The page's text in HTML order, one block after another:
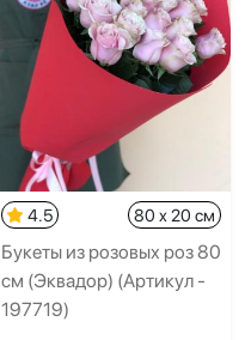
4.5 80 x 20 см
Букеты из розовых роз 80
см (Эквадор) (Артикул -
197719)